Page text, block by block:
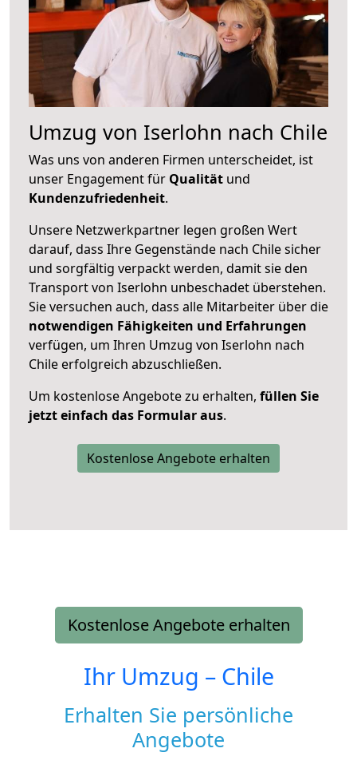
Umzug von Iserlohn nach Chile
Was uns von anderen Firmen unterscheidet, ist
unser Engagement für Qualität und
Kundenzufriedenheit.
Unsere Netzwerkpartner legen großen Wert
darauf, dass Ihre Gegenstände nach Chile sicher
und sorgfältig verpackt werden, damit sie den
Transport von Iserlohn unbeschadet überstehen.
Sie versuchen auch, dass alle Mitarbeiter über die
notwendigen Fähigkeiten und Erfahrungen
verfügen, um Ihren Umzug von Iserlohn nach
Chile erfolgreich abzuschließen.
Um kostenlose Angebote zu erhalten, füllen Sie
jetzt einfach das Formular aus.
Kostenlose Angebote erhalten
Kostenlose Angebote erhalten
Ihr Umzug – Chile
Erhalten Sie persönliche
Angebote